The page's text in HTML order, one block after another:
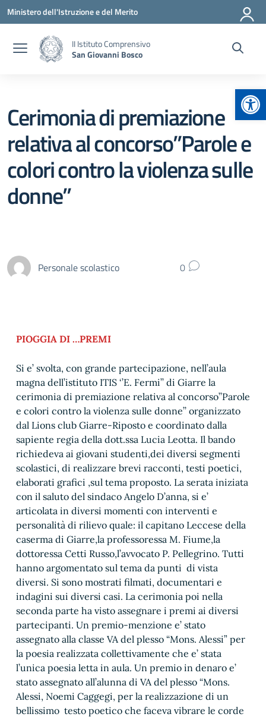
Vai ai contenuti
Vai al menu di navigazione
Vai al footer
Ministero dell'Istruzione e del Merito
II Istituto Comprensivo
San Giovanni Bosco
Cerimonia di premiazione
relativa al concorso’’Parole e
colori contro la violenza sulle
donne’’
Personale scolastico 0
PIOGGIA DI …PREMI
Si e’ svolta, con grande partecipazione, nell’aula
magna dell’istituto ITIS ‘’E. Fermi’’ di Giarre la
cerimonia di premiazione relativa al concorso’’Parole
e colori contro la violenza sulle donne’’ organizzato
dal Lions club Giarre-Riposto e coordinato dalla
sapiente regia della dott.ssa Lucia Leotta. Il bando
richiedeva ai giovani studenti,dei diversi segmenti
scolastici, di realizzare brevi racconti, testi poetici,
elaborati grafici ,sul tema proposto. La serata iniziata
con il saluto del sindaco Angelo D’anna, si e’
articolata in diversi momenti con interventi e
personalità di rilievo quale: il capitano Leccese della
caserma di Giarre,la professoressa M. Fiume,la
dottoressa Cetti Russo,l’avvocato P. Pellegrino. Tutti
hanno argomentato sul tema da punti di vista
diversi. Si sono mostrati filmati, documentari e
indagini sui diversi casi. La cerimonia poi nella
seconda parte ha visto assegnare i premi ai diversi
partecipanti. Un premio-menzione e’ stato
assegnato alla classe VA del plesso “Mons. Alessi” per
la poesia realizzata collettivamente che e’ stata
l’unica poesia letta in aula. Un premio in denaro e’
stato assegnato all’alunna di VA del plesso “Mons.
Alessi, Noemi Caggegi, per la realizzazione di un
bellissimo testo poetico che faceva vibrare le corde